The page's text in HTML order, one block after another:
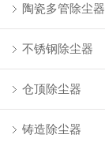
陶瓷多管除尘器
不锈钢除尘器
仓顶除尘器
铸造除尘器